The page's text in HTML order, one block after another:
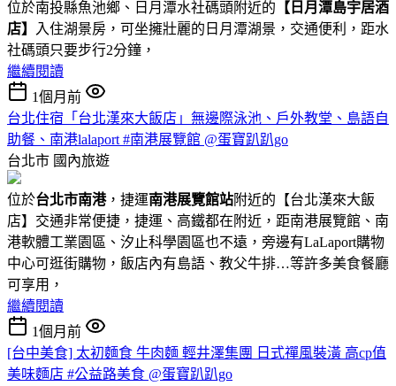
位於南投縣魚池鄉、日月潭水社碼頭附近的 【日月潭島宇居酒
店】
入住湖景房，可坐擁壯麗的日月潭湖景，交通便利，距水
社碼頭只要步行2分鐘，
繼續閱讀
1個月前
台北住宿「台北漢來大飯店」無邊際泳池、戶外教堂、島語自
助餐、南港lalaport #南港展覽館 @蛋寶趴趴go
台北市 國內旅遊
位於台北市南港，捷運南港展覽館站附近的【台北漢來大飯
店】交通非常便捷，捷運、高鐵都在附近，距南港展覽館、南
港軟體工業園區、汐止科學園區也不遠，旁邊有LaLaport購物
中心可逛街購物，飯店內有島語、教父牛排…等許多美食餐廳
可享用，
繼續閱讀
1個月前
[台中美食] 太初麵食 牛肉麵 輕井澤集團 日式禪風裝潢 高cp值
美味麵店 #公益路美食 @蛋寶趴趴go